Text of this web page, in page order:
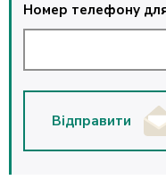
Номер телефону
Відправити